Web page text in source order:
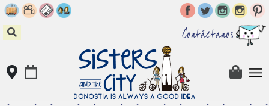
Skip
to
content
Contáctanos